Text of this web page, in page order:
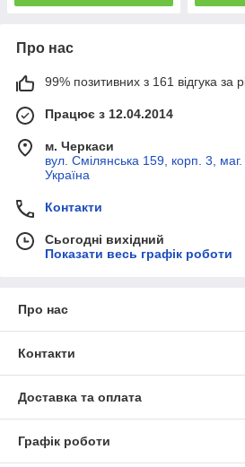
Про нас
99% позитивних з 161 відгука за
Працює з 12.04.2014
м. Черкаси
вул. Смілянська 159, корп. 3,
Україна
Контакти
Сьогодні вихідний
Показати весь графік роботи
Про нас
Контакти
Доставка та оплата
Графік роботи